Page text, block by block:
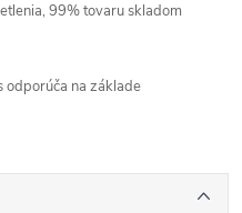
99% tovaru skladom
odporúča na základe